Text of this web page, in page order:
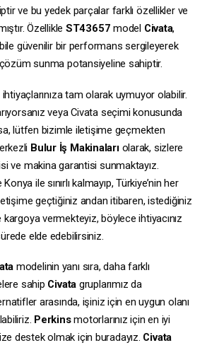
ve bu yedek parçalar farklı özellikler ve
Özellikle ST43657 model Civata,
güvenilir bir performans sergileyerek
çözüm sunma potansiyeline sahiptir.
tam olarak uymuyor olabilir.
veya Civata seçimi konusunda
lütfen bizimle iletişime geçmekten
Bulur İş Makinalarıolarak, sizlere
ve makina garantisi sunmaktayız.
ile sınırlı kalmayıp, Türkiye’nin her
geçtiğiniz andan itibaren, istediğiniz
vermekteyiz, böylece ihtiyacınız
elde edebilirsiniz.
modelinin yanı sıra, daha farklı
sahip Civata gruplarımız da
arasında, işiniz için en uygun olanı
Perkinsmotorlarınız için en iyi
destek olmak için buradayız. Civata